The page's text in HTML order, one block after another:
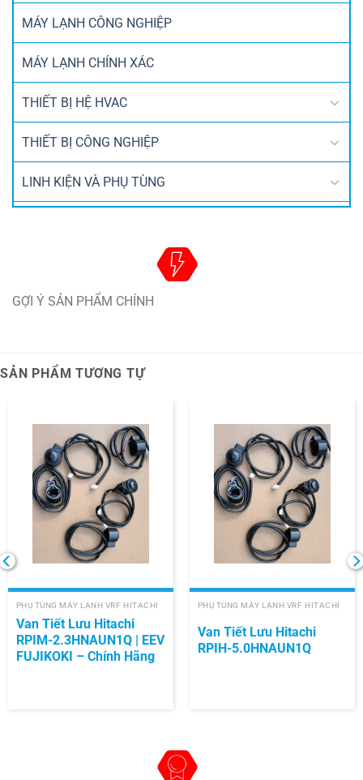
MÁY LẠNH CÔNG NGHIỆP
MÁY LẠNH CHÍNH XÁC
THIẾT BỊ HỆ HVAC
THIẾT BỊ CÔNG NGHIỆP
LINH KIỆN VÀ PHỤ TÙNG
GỢI Ý SẢN PHẨM CHÍNH
SẢN PHẨM TƯƠNG TỰ
PHỤ TÙNG MÁY LẠNH VRF HITACHI
Van Tiết Lưu Hitachi
RPIM-2.3HNAUN1Q | EEV
FUJIKOKI – Chính Hãng
PHỤ TÙNG MÁY LẠNH VRF HITACHI
Van Tiết Lưu Hitachi
RPIH-5.0HNAUN1Q